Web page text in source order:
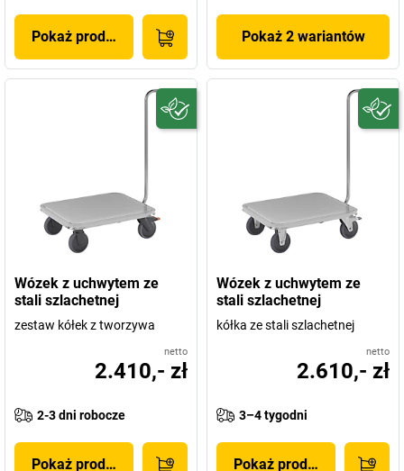
Pokaż produkt Pokaż 2 wariantów
Wózek z uchwytem ze
stali szlachetnej
zestaw kółek z tworzywa
netto
2.410,- zł
2-3 dni robocze
Pokaż produkt
Wózek z uchwytem ze
stali szlachetnej
kółka ze stali szlachetnej
netto
2.610,- zł
3–4 tygodni
Pokaż produkt